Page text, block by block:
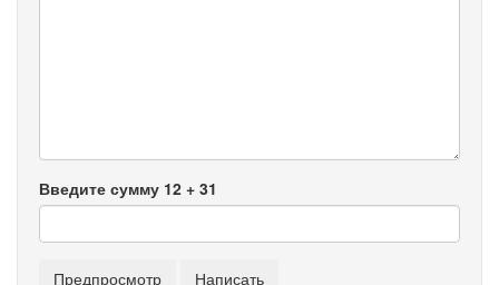
Введите сумму 12 + 31